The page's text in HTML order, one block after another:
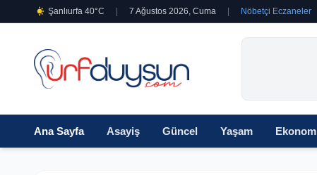
Şanlıurfa 40°C 7 Ağustos 2026, Cuma Nöbetçi Eczaneler
Ana Sayfa Asayiş Güncel Yaşam